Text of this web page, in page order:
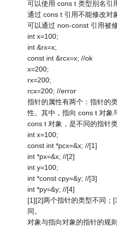
可以使用 cons t 类型别名引
通过 cons t 引用不能修改对
可以通过 non-const 引用被修
int x=100;
int &rx=x;
const int &rcx=x; //ok
x=200;
rx=200;
rcx=200; //error
指针的属性有两个：指针的
性。其中，指向 cons t 对象
cons t 对象，是不同的指针类
int x=100;
const int *pcx=&x; //[1]
int *px=&x; //[2]
int y=100;
int *const cpy=&y; //[3]
int *py=&y; //[4]
[1][2]两个指针的类型不同；
同。
对象与指向对象的指针的规